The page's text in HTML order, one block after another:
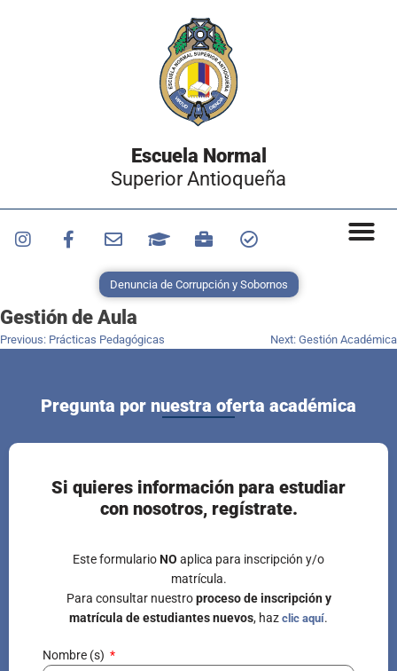
Escuela Normal
Superior Antioqueña
Denuncia de Corrupción y Sobornos
Gestión de Aula
Previous: Prácticas Pedagógicas Next: Gestión Académica
Pregunta por nuestra oferta académica
Si quieres información para estudiar
con nosotros, regístrate.
Este formularioNO aplica para inscripción y/o
matrícula.
Para consultar nuestroproceso de inscripción y
matrícula de estudiantes nuevos, haz clic aquí.
Nombre (s)